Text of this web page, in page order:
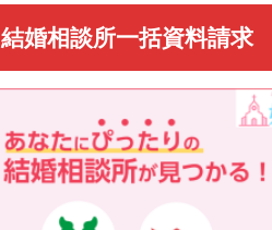
結婚相談所一括資料請求